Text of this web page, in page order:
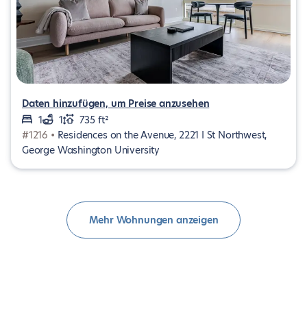
Daten hinzufügen, um Preise anzusehen
1
1
735 ft²
#1216 • Residences on the Avenue, 2221 I St Northwest,
George Washington University
Mehr Wohnungen anzeigen